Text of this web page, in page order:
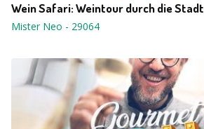
Wein Safari: Weintour durch die Stadt
Mister Neo - 29064